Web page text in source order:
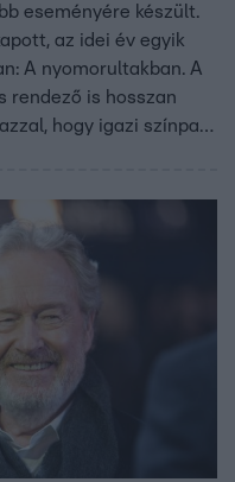
eseményére készült.
az idei év egyik
A nyomorultakban. A
rendező is hosszan
hogy igazi színpadi